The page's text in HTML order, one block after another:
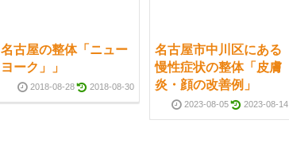
名古屋の整体「ニュー
ヨーク」」
2018-08-28 2018-08-30
名古屋市中川区にある
慢性症状の整体「皮膚
炎・顔の改善例」
2023-08-05 2023-08-14